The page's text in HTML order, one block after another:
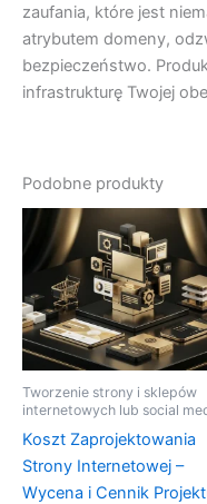
zaufania, które jest
atrybutem domeny,
bezpieczeństwo.
infrastrukturę Twojej
Podobne produkty
Tworzenie strony i sklepów
internetowych lub social
Koszt Zaprojektowania
Strony Internetowej –
Wycena i Cennik